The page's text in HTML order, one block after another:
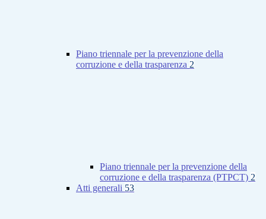
Piano triennale per la prevenzione della
corruzione e della trasparenza 2
Piano triennale per la prevenzione della
corruzione e della trasparenza (PTPCT) 2
Atti generali 53